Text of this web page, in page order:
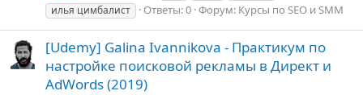
илья цимбалист
Ответы: 0 Форум: Курсы по SEO и SMM
[Udemy] Galina Ivannikova - Практикум по
настройке поисковой рекламы в Директ и
AdWords (2019)